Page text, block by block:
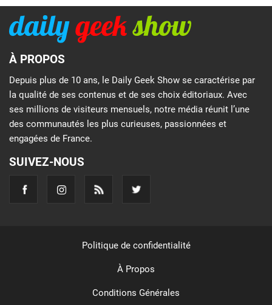
À PROPOS
Depuis plus de 10 ans, le Daily Geek Show se caractérise par
la qualité de ses contenus et de ses choix éditoriaux. Avec
ses millions de visiteurs mensuels, notre média réunit l’une
des communautés les plus curieuses, passionnées et
engagées de France.
SUIVEZ-NOUS
Politique de confidentialité
À Propos
Conditions Générales